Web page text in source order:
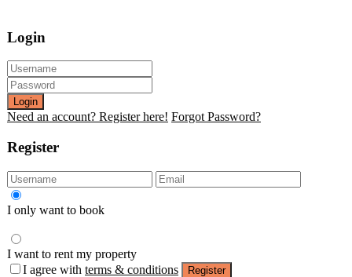
Login
Login
Need an account? Register here! Forgot Password?
Register
I only want to book
I want to rent my property
I agree with terms & conditions Register